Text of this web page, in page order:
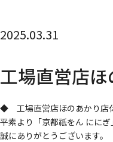
2025.03.31
工場直営店
◆ 工場直営店ほのあかり
平素より「京都祇をん にに
誠にありがとうございます。